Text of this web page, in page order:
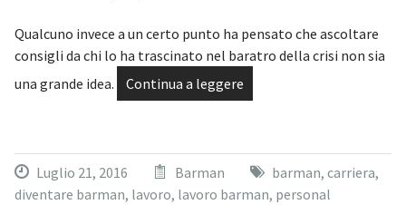
Qualcuno invece a un certo punto ha pensato che ascoltare
consigli da chi lo ha trascinato nel baratro della crisi non sia
una grande idea.
Continua a leggere
Luglio 21, 2016 Barman barman, carriera,
diventare barman, lavoro, lavoro barman, personal